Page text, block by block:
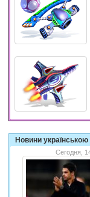
Новини українською
Сегодня,